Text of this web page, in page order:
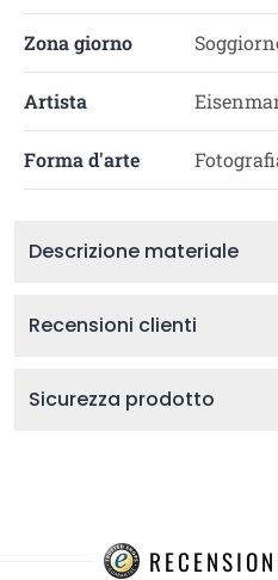
Zona giorno
Artista
Forma d'arte
Descrizione materiale
Recensioni clienti
Sicurezza prodotto